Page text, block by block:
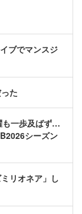
ブでマンスジ
た
も一歩及ばず…
シーズン
リオネア」し